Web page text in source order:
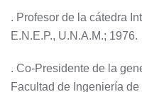
. Profesor de la cátedra
E.N.E.P., U.N.A.M.; 1976.
. Co-Presidente de la
Facultad de Ingeniería